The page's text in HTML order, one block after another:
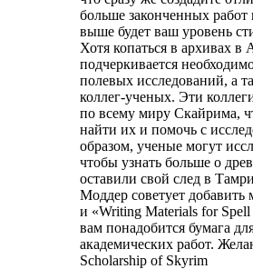
больше законченных
выше будет ваш уровень
Хотя копаться в архивах в
подчеркивается
полевых исследований, а
коллег-ученых. Эти
по всему миру Скайрима,
найти их и помочь с
образом, ученые могут
чтобы узнать больше о
оставили свой след в
Моддер советует добавить
и «Writing Materials for Spell
вам понадобится бумага
академических работ.
Scholarship of Skyrim